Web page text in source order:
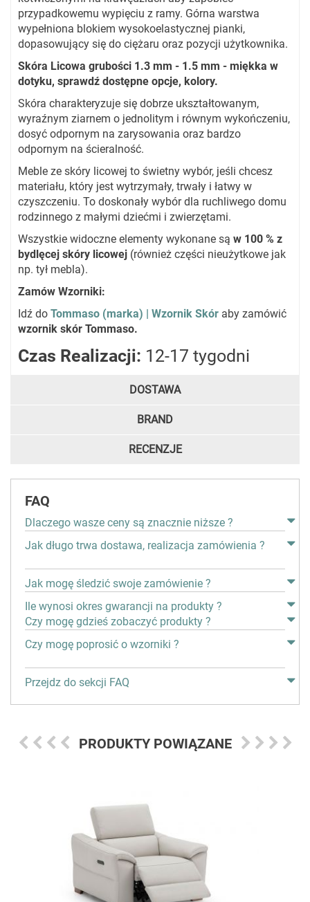
przypadkowemu wypięciu z ramy. Górna warstwa
wypełniona blokiem wysokoelastycznej pianki,
dopasowujący się do ciężaru oraz pozycji użytkownika.
Skóra Licowa grubości 1.3 mm - 1.5 mm - miękka w
dotyku, sprawdź dostępne opcje, kolory.
Skóra charakteryzuje się dobrze ukształtowanym,
wyraźnym ziarnem o jednolitym i równym wykończeniu,
dosyć odpornym na zarysowania oraz bardzo
odpornym na ścieralność.
Meble ze skóry licowej to świetny wybór, jeśli chcesz
materiału, który jest wytrzymały, trwały i łatwy w
czyszczeniu. To doskonały wybór dla ruchliwego domu
rodzinnego z małymi dziećmi i zwierzętami.
Wszystkie widoczne elementy wykonane są w 100 % z
bydlęcej skóry licowej (również części nieużytkowe jak
np. tył mebla).
Zamów Wzorniki:
Idź do Tommaso (marka) | Wzornik Skór aby zamówić
wzornik skór Tommaso.
Czas Realizacji: 12-17 tygodni
DOSTAWA
BRAND
RECENZJE
FAQ
Dlaczego wasze ceny są znacznie niższe ?
Jak długo trwa dostawa, realizacja zamówienia ?
Jak mogę śledzić swoje zamówienie ?
Ile wynosi okres gwarancji na produkty ?
Czy mogę gdzieś zobaczyć produkty ?
Czy mogę poprosić o wzorniki ?
Przejdz do sekcji FAQ
PRODUKTY POWIĄZANE